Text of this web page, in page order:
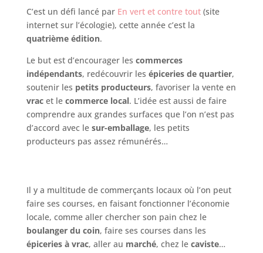
C’est un défi lancé par En vert et contre tout(site
internet sur l’écologie), cette année c’est la
quatrième édition.
Le but est d’encourager les commerces
indépendants, redécouvrir les épiceries de quartier,
soutenir les petits producteurs, favoriser la vente en
vracet le commerce local. L’idée est aussi de faire
comprendre aux grandes surfaces que l’on n’est pas
d’accord avec le sur-emballage, les petits
producteurs pas assez rémunérés…
Il y a multitude de commerçants locaux où l’on peut
faire ses courses, en faisant fonctionner l’économie
locale, comme aller chercher son pain chez le
boulanger du coin, faire ses courses dans les
épiceries à vrac, aller au marché, chez le caviste…